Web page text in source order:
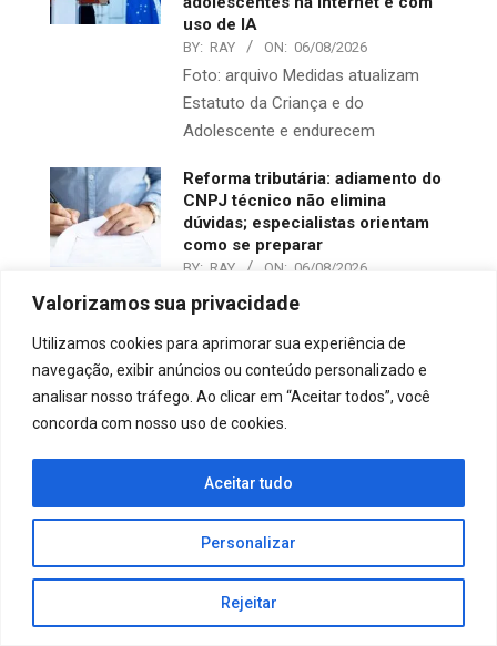
Valorizamos sua privacidade
Utilizamos cookies para aprimorar sua experiência de
navegação, exibir anúncios ou conteúdo personalizado e
analisar nosso tráfego. Ao clicar em “Aceitar todos”, você
concorda com nosso uso de cookies.
Personalizar
Rejeitar
Aceitar tudo
uso de IA
BY: RAY ON: 06/08/2026
Foto: arquivo Medidas atualizam
Estatuto da Criança e do
Adolescente e endurecem
Reforma tributária: adiamento do
CNPJ técnico não elimina
dúvidas; especialistas orientam
como se preparar
BY: RAY ON: 06/08/2026
Decreto prorroga exigência para
contribuintes que precisarão